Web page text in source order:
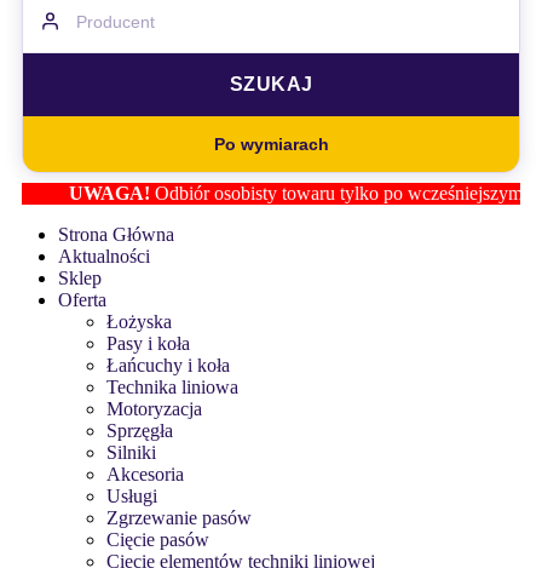
Po wymiarach
UWAGA!Odbiór osobisty towaru tylko po wcześniejszym
Strona Główna
Aktualności
Sklep
Oferta
Łożyska
Pasy i koła
Łańcuchy i koła
Technika liniowa
Motoryzacja
Sprzęgła
Silniki
Akcesoria
Usługi
Zgrzewanie pasów
Cięcie pasów
Cięcie elementów techniki liniowej